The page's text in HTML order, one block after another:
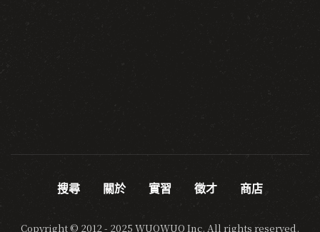
搜尋 關於 實習 徵才 商店
Copyright © 2012 - 2025 WUOWUO Inc. All rights reserved.